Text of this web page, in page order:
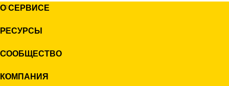
О СЕРВИСЕ
РЕСУРСЫ
СООБЩЕСТВО
КОМПАНИЯ